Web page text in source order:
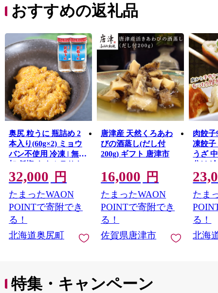
おすすめの返礼品
奥尻 粒うに 瓶詰め 2
本入り(60g×2) ミョウ
バン不使用 冷凍 | 無添
加 低塩 キタムラサキ
ウニ うに 一夜漬け 粒
ウニ 雲丹 ウニ 瓶うに
瓶詰 ご飯のお供 おつ
まみ 珍味 | 奥尻島 産
直 産地直送 お取り寄
せ グルメ | 北海道 奥
尻町 送料無料
32,000 円
たまったWAON
POINTで寄附でき
る！
北海道奥尻町
唐津産 天然くろあわ
びの酒蒸し(だし付
200g) ギフト 唐津市
16,000 円
たまったWAON
POINTで寄附でき
る！
佐賀県唐津市
肉餃子
凍餃子
うざ
分け
け 惣
【
送】
たま
る！
北海
特集・キャンペーン